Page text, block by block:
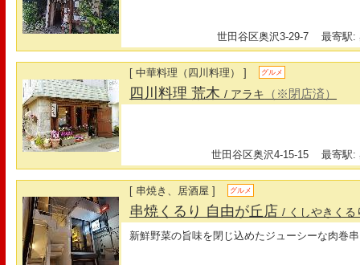
世田谷区奥沢3-29-7 最寄駅:
[ 中華料理（四川料理） ] グルメ
四川料理 荒木/ アラキ （※閉店済）
世田谷区奥沢4-15-15 最寄駅:
[ 串焼き、居酒屋 ] グルメ
串焼くるり 自由が丘店/ くしやきくる
新鮮野菜の旨味を閉じ込めたジューシーな肉巻